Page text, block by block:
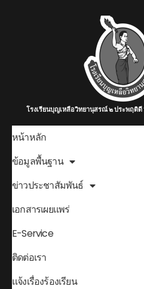
โรงเรียนบุญเหลือวิทยานุสรณ์ ๒ ประพฤ
หน้าหลัก
ข้อมูลพื้นฐาน
ข่าวประชาสัมพันธ์
เอกสารเผยแพร่
E-Service
ติดต่อเรา
แจ้งเรื่องร้องเรียน